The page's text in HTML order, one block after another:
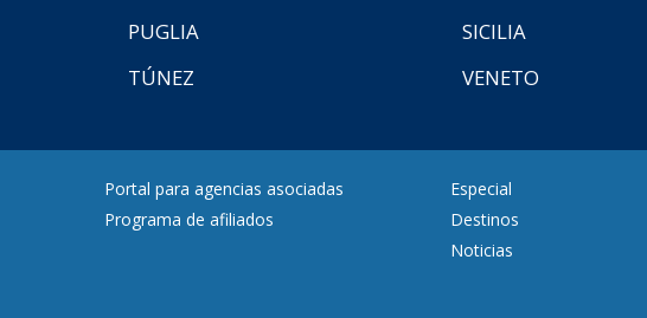
PUGLIA SICILIA
TÚNEZ VENETO
Portal para agencias asociadas
Programa de afiliados
Especial
Destinos
Noticias